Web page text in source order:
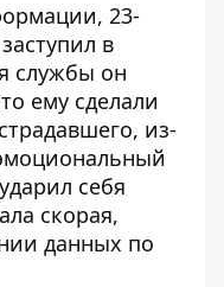
23-
в
службы он
ему сделали
из-
себя
скорая,
данных по